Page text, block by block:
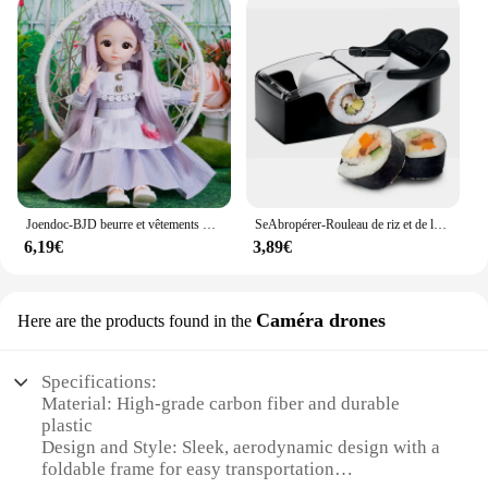
Joendoc-BJD beurre et vêtements pour filles, 30cm, 1/6 3D yeux, jouet Kiev illage multiple, cadeau d'anniversaire
6,19€
SeAbropérer-Rouleau de riz et de légumes enveloppé, outils de bricolage de sushi, travailleurs de la cuisine, tambour japonais, moule à gâteau de sushi exécutif, outil de cuisine novice
3,89€
Here are the products found in the Caméra drones
Specifications:
Material: High-grade carbon fiber and durable
plastic
Design and Style: Sleek, aerodynamic design with a
foldable frame for easy transportation